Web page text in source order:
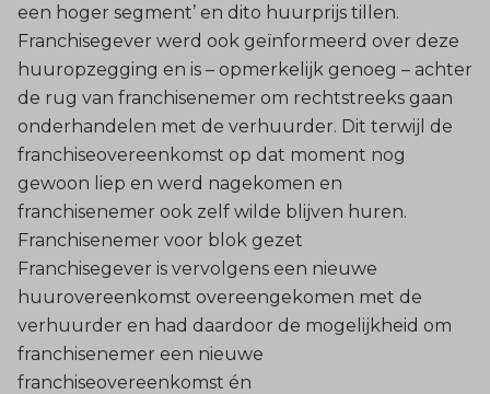
een hoger segment’ en dito huurprijs tillen.
Franchisegever werd ook geïnformeerd over deze
huuropzegging en is – opmerkelijk genoeg – achter
de rug van franchisenemer om rechtstreeks gaan
onderhandelen met de verhuurder. Dit terwijl de
franchiseovereenkomst op dat moment nog
gewoon liep en werd nagekomen en
franchisenemer ook zelf wilde blijven huren.
Franchisenemer voor blok gezet
Franchisegever is vervolgens een nieuwe
huurovereenkomst overeengekomen met de
verhuurder en had daardoor de mogelijkheid om
franchisenemer een nieuwe
franchiseovereenkomst én